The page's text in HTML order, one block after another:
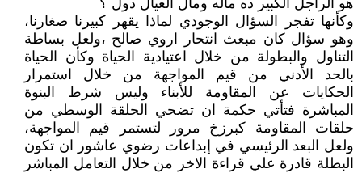
هو الراجل الكبير ده ماله ومال العيال دول ؟
وكأنها تفجر السؤال الوجودي لماذا يقهر كبيرنا صغارنا،
وهو سؤال كان مبعث انتحار اروي صالح ،ولعل بساطة
التناول والبطولة من خلال اعتيادية الحياة وكأن الحياة
بالحد الأدني من قيم المواجهة من خلال استمرار
الحكايات عن المقاومة للأبناء وليس شرط البنوة
المباشرة فتأتي حكمة ان تضحي الحلقة الوسطي من
حلقات المقاومة كبرزخ مرور لتستمر قيم المواجهة،
ولعل البعد الرئيسي في إبداعات رضوي عاشور ان تكون
البطلة قادرة علي قراءة الاخر من خلال التعامل المباشر